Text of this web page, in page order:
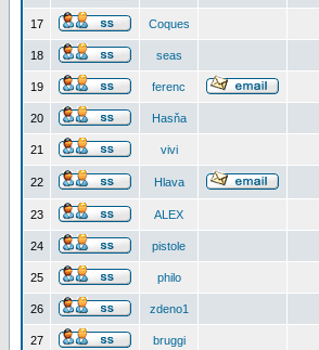
17 Coques
18 seas
19 ferenc
20 Hasňa
21 vivi
22 Hlava
23 ALEX
24 pistole
25 philo
26 zdeno1
27 bruggi